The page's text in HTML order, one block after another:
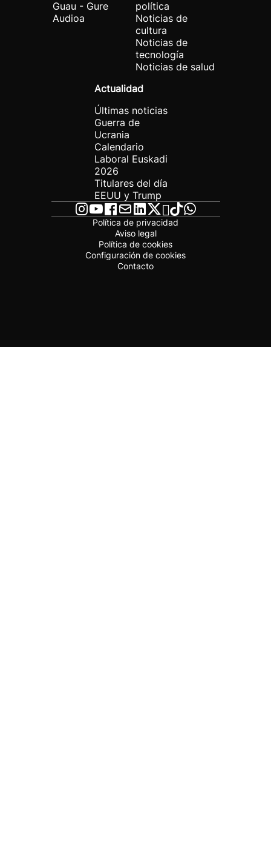
Guau - Gure
Audioa
política
Noticias de
cultura
Noticias de
tecnología
Noticias de salud
Actualidad
Últimas noticias
Guerra de
Ucrania
Calendario
Laboral Euskadi
2026
Titulares del día
EEUU y Trump
Política de privacidad
Aviso legal
Política de cookies
Configuración de cookies
Contacto